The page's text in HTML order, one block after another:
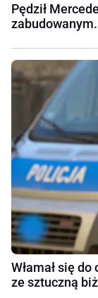
Pędził
Włamał się
ze sztuczną